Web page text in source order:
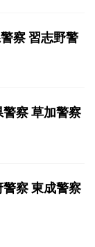
察 習志野警
察 草加警察
察 東成警察